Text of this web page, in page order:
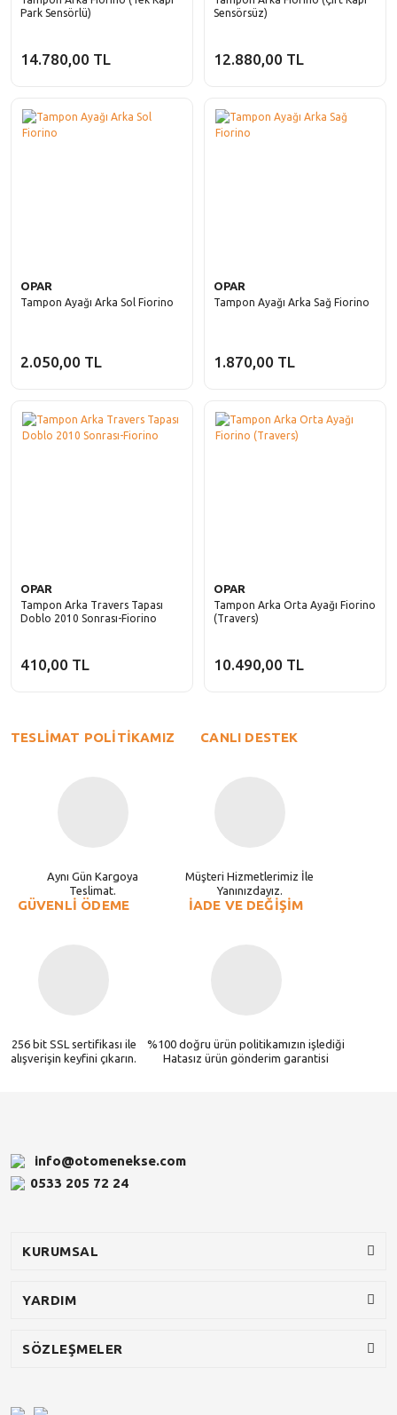
Park Sensörlü)
14.780,00 TL
Sensörsüz)
12.880,00 TL
OPAR
Tampon Ayağı Arka Sol Fiorino
2.050,00 TL
OPAR
Tampon Ayağı Arka Sağ Fiorino
1.870,00 TL
OPAR
Tampon Arka Travers Tapası
Doblo 2010 Sonrası-Fiorino
410,00 TL
OPAR
Tampon Arka Orta Ayağı Fiorino
(Travers)
10.490,00 TL
TESLİMAT POLİTİKAMIZ
Aynı Gün Kargoya
Teslimat.
CANLI DESTEK
Müşteri Hizmetlerimiz İle
Yanınızdayız.
GÜVENLİ ÖDEME
256 bit SSL sertifikası ile
alışverişin keyfini çıkarın.
İADE VE DEĞİŞİM
%100 doğru ürün politikamızın işlediği
Hatasız ürün gönderim garantisi
info@otomenekse.com
0533 205 72 24
KURUMSAL
YARDIM
SÖZLEŞMELER